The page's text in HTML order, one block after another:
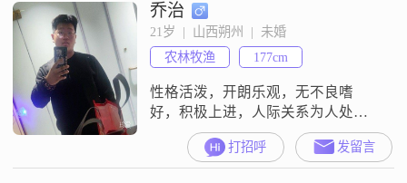
不苟##3002##我有一个特别的爱
好，那就是登山徒步##3002##我喜
欢挑战自我，喜欢在山顶上俯瞰世
界的感觉##3002##我认为，只有不
断挑战自
乔治
21岁  |  山西朔州  |  未婚
农林牧渔
177cm
性格活泼，开朗乐观，无不良嗜
好，积极上进，人际关系为人处世
非常好，希望能找个姐姐谈恋爱
打招呼 发留言